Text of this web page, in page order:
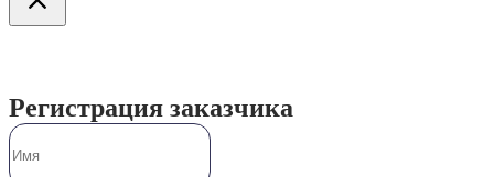
Регистрация заказчика